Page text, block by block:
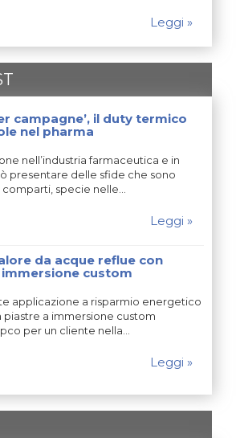
Leggi »
campagne’, il duty termico
nel pharma
nell’industria farmaceutica e in
presentare delle sfide che sono
specie nelle…
Leggi »
da acque reflue con
custom
applicazione a risparmio energetico
piastre a immersione custom
per un cliente nella…
Leggi »